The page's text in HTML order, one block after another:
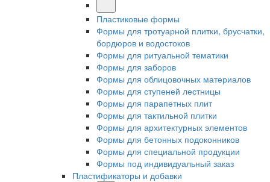
Пластиковые формы
Формы для тротуарной плитки, брусчатки,
бордюров и водостоков
Формы для ритуальной тематики
Формы для заборов
Формы для облицовочных материалов
Формы для ступеней лестницы
Формы для парапетных плит
Формы для тактильной плитки
Формы для архитектурных элементов
Формы для бетонных подоконников
Формы для специальной продукции
Формы под индивидуальный заказ
Пластификаторы и добавки